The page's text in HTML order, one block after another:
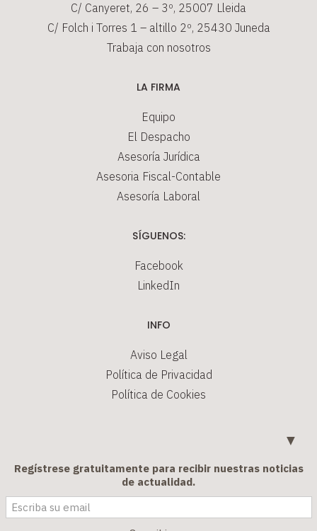
C/ Canyeret, 26 – 3º, 25007 Lleida
C/ Folch i Torres 1 – altillo 2º, 25430 Juneda
Trabaja con nosotros
LA FIRMA
Equipo
El Despacho
Asesoría Jurídica
Asesoria Fiscal-Contable
Asesoría Laboral
SÍGUENOS:
Facebook
LinkedIn
INFO
Aviso Legal
Política de Privacidad
Política de Cookies
© ILERIURIS S.L. - Todos los derechos reservados.
▼
Regístrese gratuitamente para recibir nuestras noticias
de actualidad.